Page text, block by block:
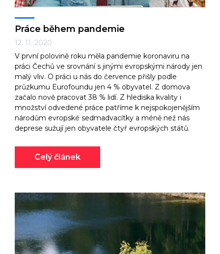
Práce během pandemie
12. 11. 2020
V první polovině roku měla pandemie koronaviru na
práci Čechů ve srovnání s jinými evropskými národy jen
malý vliv. O práci u nás do července přišly podle
průzkumu Eurofoundu jen 4 % obyvatel. Z domova
začalo nově pracovat 38 % lidí. Z hlediska kvality i
množství odvedené práce patříme k nejspokojenějším
národům evropské sedmadvacítky a méně než nás
deprese sužují jen obyvatele čtyř evropských států.
Celý článek